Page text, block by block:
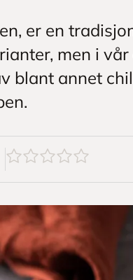
er en
men i
blant annet
0av5stjerner